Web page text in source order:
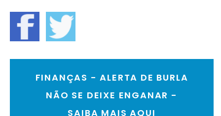
FINANÇAS - ALERTA DE BURLA
NÃO SE DEIXE ENGANAR -
SAIBA MAIS AQUI